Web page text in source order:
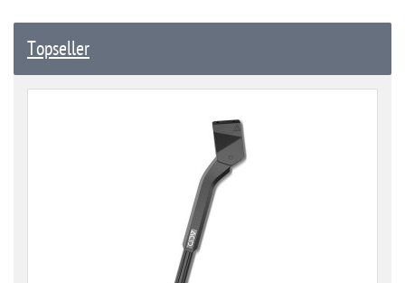
Topseller